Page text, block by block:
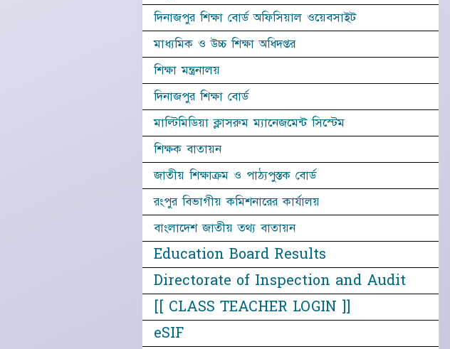
দিনাজপুর শিক্ষা বোর্ড অফিসিয়াল ওয়েবসাইট
মাধ্যমিক ও উচ্চ শিক্ষা অধিদপ্তর
শিক্ষা মন্ত্রনালয়
দিনাজপুর শিক্ষা বোর্ড
মাল্টিমিডিয়া ক্লাসরুম ম্যানেজমেন্ট সিস্টেম
শিক্ষক বাতায়ন
জাতীয় শিক্ষাক্রম ও পাঠ্যপুস্তক বোর্ড
রংপুর বিভাগীয় কমিশনারের কার্যালয়
বাংলাদেশ জাতীয় তথ্য বাতায়ন
Education Board Results
Directorate of Inspection and Audit
[[ CLASS TEACHER LOGIN ]]
eSIF